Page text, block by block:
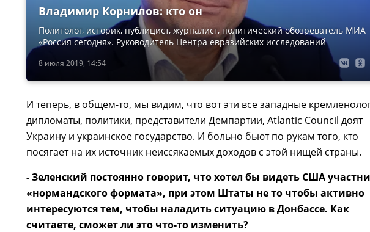
8 июля 2019, 14:54
Владимир Корнилов: кто он
Политолог, историк, публицист, журналист, политический обозреватель МИА
«Россия сегодня». Руководитель Центра евразийских исследований
И теперь, в общем-то, мы видим, что вот эти все западные
дипломаты, политики, представители Демпартии, Atlantic Council доят
Украину и украинское государство. И больно бьют по рукам того, кто
посягает на их источник неиссякаемых доходов с этой нищей страны.
- Зеленский постоянно говорит, что хотел бы видеть США
«нормандского формата», при этом Штаты не то чтобы активно
интересуются тем, чтобы наладить ситуацию в Донбассе. Как
считаете, сможет ли это что-то изменить?